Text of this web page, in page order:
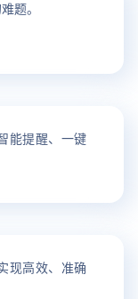
题。
能提醒、一键
现高效、准确